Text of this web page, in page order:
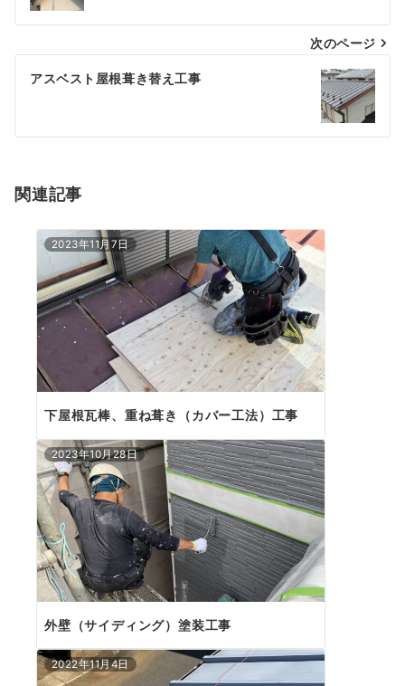
ナ
ビ
ゲ
シ
ン
次のページ
アスベスト屋根葺き替え工事
関連記事
2023年11月7日
下屋根瓦棒、重ね葺き（カバー工法）工事
2023年10月28日
外壁（サイディング）塗装工事
2022年11月4日